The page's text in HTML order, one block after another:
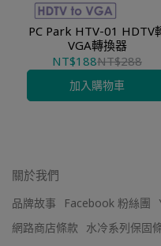
PC Park HTV-01 HDTV
VGA轉換器
NT$188NT$288
加入購物車
關於我們
品牌故事 Facebook 粉絲團
網路商店條款
水冷系列保固